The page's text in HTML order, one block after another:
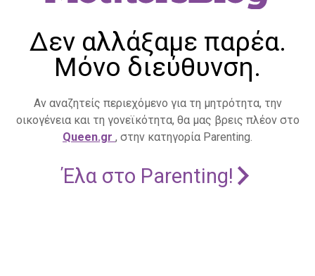
Δεν αλλάξαμε παρέα.
Μόνο διεύθυνση.
Αν αναζητείς περιεχόμενο για τη μητρότητα, την
οικογένεια και τη γονεϊκότητα, θα μας βρεις πλέον στο
Queen.gr , στην κατηγορία Parenting.
Έλα στο Parenting!